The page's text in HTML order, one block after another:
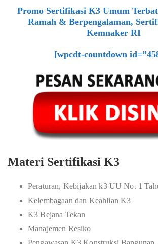
Promo Sertifikasi K3 Umum
Ramah & Berpengalaman,
Kemnaker RI
[wpcdt-countdown
Materi Sertifikasi K3
Peraturan, Kebijakan k3 UU No. 1
Kelembagaan dan Keahlian K3
K3 Bejana Tekan
Manajemen Resiko